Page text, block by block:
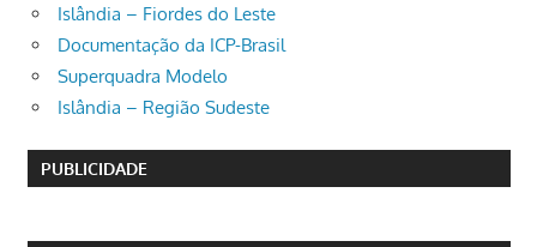
Islândia – Fiordes do Leste
Documentação da ICP-Brasil
Superquadra Modelo
Islândia – Região Sudeste
PUBLICIDADE